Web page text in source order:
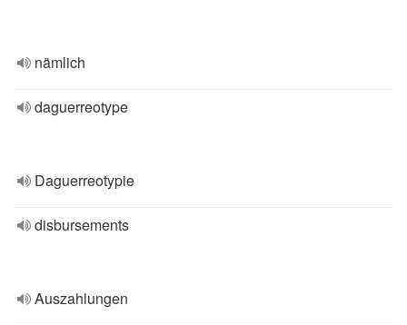
nämlich
daguerreotype
Daguerreotypie
disbursements
Auszahlungen